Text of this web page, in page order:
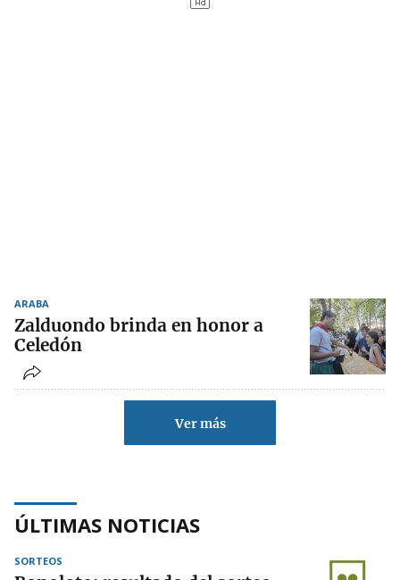
ARABA
Zalduondo brinda en honor a
Celedón
Ver más
ÚLTIMAS NOTICIAS
SORTEOS